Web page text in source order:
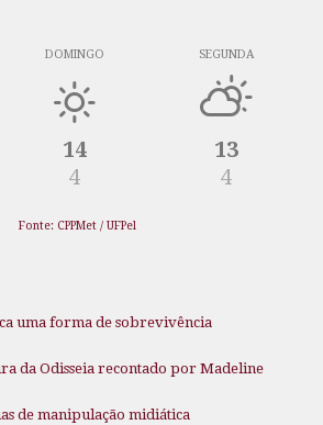
DOMINGO
14
4
SEGUNDA
13
4
Fonte: CPPMet / UFPel
uma forma de sobrevivência
da Odisseia recontado por Madeline
de manipulação midiática